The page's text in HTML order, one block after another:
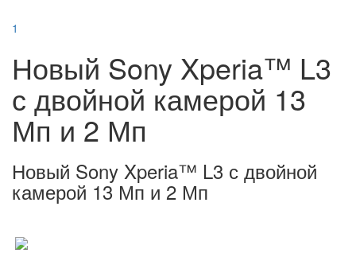
1
Новый Sony Xperia™ L3
с двойной камерой 13
Мп и 2 Мп
Новый Sony Xperia™ L3 с двойной
камерой 13 Мп и 2 Мп